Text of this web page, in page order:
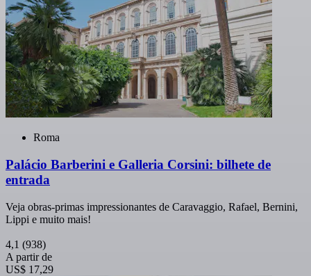
Roma
Palácio Barberini e Galleria Corsini: bilhete de
entrada
Veja obras-primas impressionantes de Caravaggio, Rafael, Bernini,
Lippi e muito mais!
4,1 (938)
A partir de
US$ 17,29